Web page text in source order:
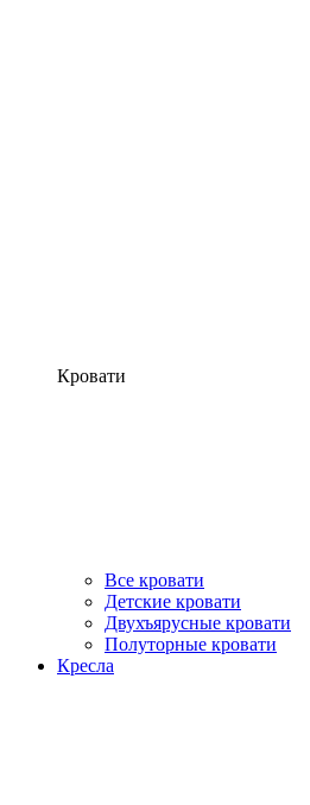
Кровати
Все кровати
Детские кровати
Двухъярусные кровати
Полуторные кровати
Кресла